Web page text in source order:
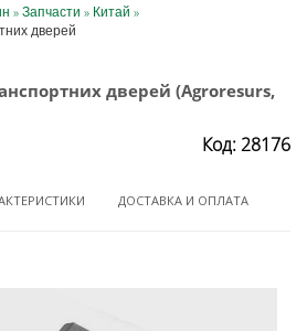
» Запчасти » Китай »
дверей
дверей (Agroresurs,
Код: 28176
ДОСТАВКА И ОПЛАТА